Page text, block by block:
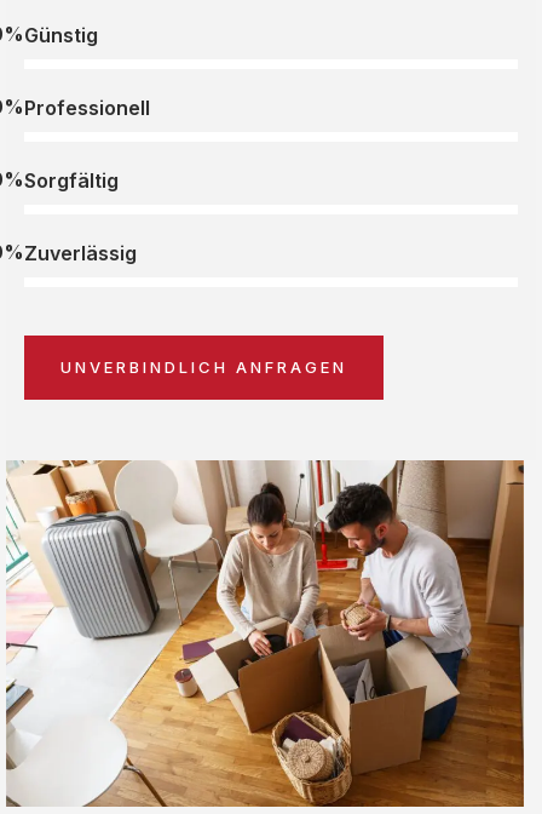
Günstig
Professionell
Sorgfältig
Zuverlässig
UNVERBINDLICH ANFRAGEN